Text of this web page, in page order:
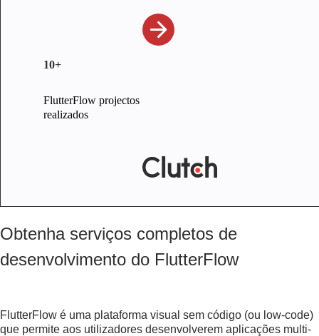
10+
FlutterFlow projectos
realizados
Obtenha serviços completos de
desenvolvimento do FlutterFlow
FlutterFlow é uma plataforma visual sem código (ou low-code)
que permite aos utilizadores desenvolverem aplicações multi-